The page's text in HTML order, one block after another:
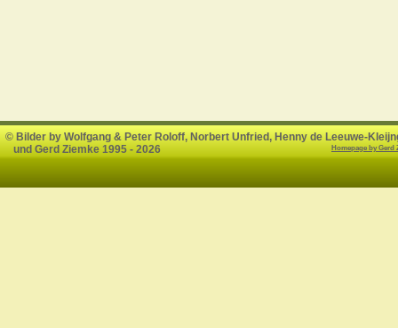
Homepage by Gerd
© Bilder by Wolfgang & Peter Roloff, Norbert Unfried, Henny de Leeuwe-
   und Gerd Ziemke 1995 - 2026